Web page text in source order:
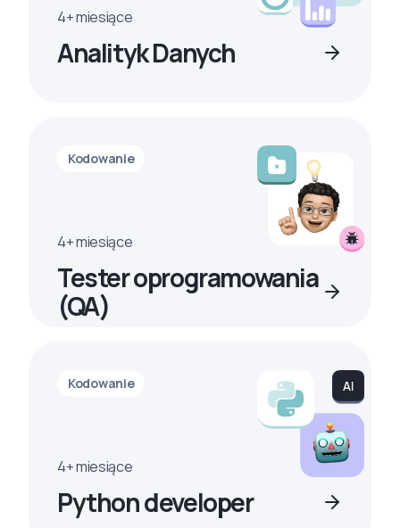
4+ miesiące
Analityk Danych
Kodowanie
4+ miesiące
Tester oprogramowania
(QA)
Kodowanie
4+ miesiące
Python developer